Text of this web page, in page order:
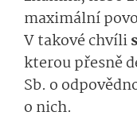
maximální
V takové chvíli
kterou přesně
Sb. o
o nich.